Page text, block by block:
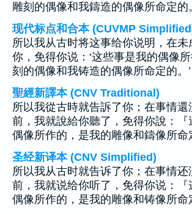
雕刻的偶像和我鑄造的偶像所命定的
现代标点和合本 (CUVMP
所以我从古时将这事给你说明，在未
你，免得你说：‘这些事是我的偶像
刻的偶像和我铸造的偶像所命定的。’
聖經新譯本 (CNV Traditional)
所以我從古時就告訴了你；在事情還
前，我就說給你聽了，免得你說：『
偶像所作的，是我的雕像和鑄像所命
圣经新译本 (CNV Simplified)
所以我从古时就告诉了你；在事情还
前，我就说给你听了，免得你说：『
偶像所作的，是我的雕像和铸像所命